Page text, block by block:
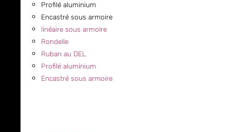
Profilé aluminium
Encastré sous armoire
linéaire sous armoire
Rondelle
Ruban au DEL
Profilé aluminium
Encastré sous armoire